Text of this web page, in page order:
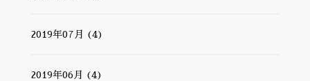
2019年07月 (4)
2019年06月 (4)